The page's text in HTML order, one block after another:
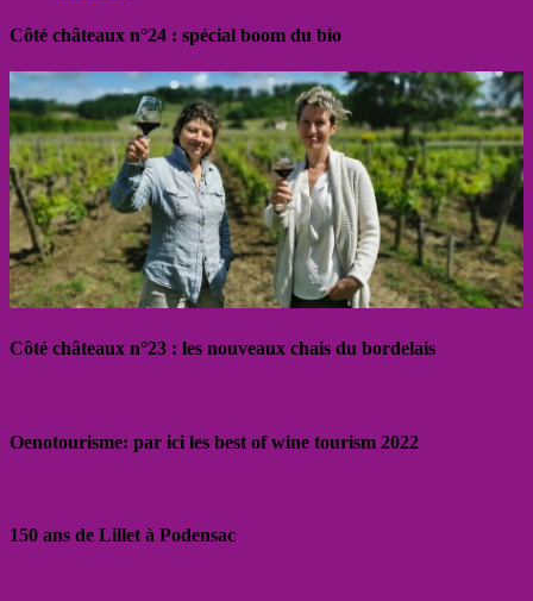
Côté châteaux n°24 : spécial boom du bio
Côté châteaux n°23 : les nouveaux chais du bordelais
Oenotourisme: par ici les best of wine tourism 2022
150 ans de Lillet à Podensac